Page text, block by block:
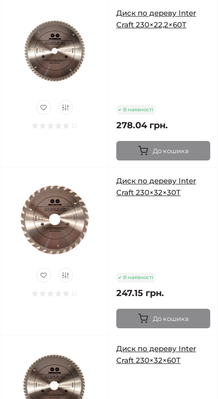
Диск по дереву Inter
Craft 230×22,2×60Т
В наявності
278.04 грн.
До кошика
Диск по дереву Inter
Craft 230×32×30Т
В наявності
247.15 грн.
До кошика
Диск по дереву Inter
Craft 230×32×60Т